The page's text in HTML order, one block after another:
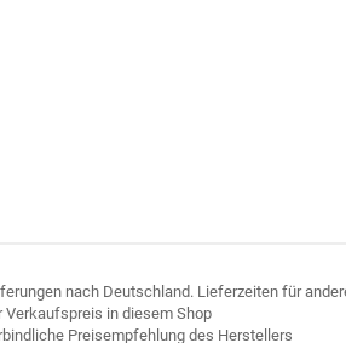
nach Deutschland. Lieferzeiten für
Verkaufspreis in diesem Shop
Preisempfehlung des Herstellers